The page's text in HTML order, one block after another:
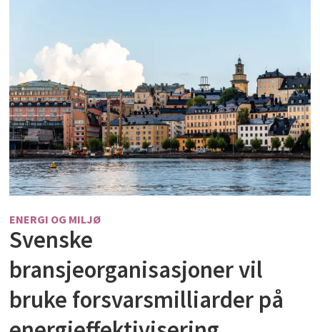
ENERGI OG MILJØ
Svenske
bransjeorganisasjoner vil
bruke forsvarsmilliarder på